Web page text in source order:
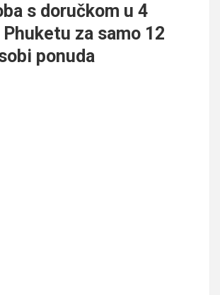
s doručkom u 4
za samo 12
ponuda